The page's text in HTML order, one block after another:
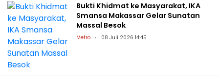
Bukti Khidmat ke Masyarakat, IKA
Smansa Makassar Gelar Sunatan
Massal Besok
Metro 08 Juli 2026 14:45